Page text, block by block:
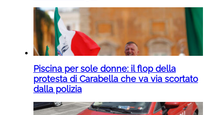
Piscina per sole donne: il flop della
protesta di Carabella che va via scortato
dalla polizia